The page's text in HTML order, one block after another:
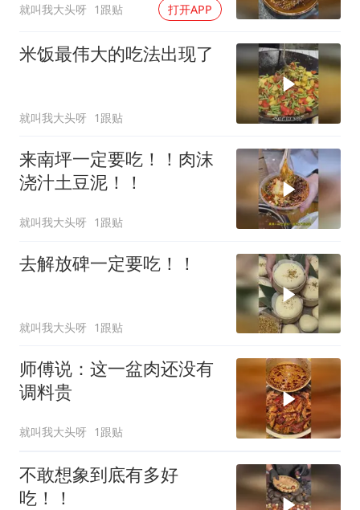
就叫我大头呀 1跟贴 打开APP
米饭最伟大的吃法出现了
就叫我大头呀 1跟贴
来南坪一定要吃！！肉沫
浇汁土豆泥！！
就叫我大头呀 1跟贴
去解放碑一定要吃！！
就叫我大头呀 1跟贴
师傅说：这一盆肉还没有
调料贵
就叫我大头呀 1跟贴
不敢想象到底有多好
吃！！